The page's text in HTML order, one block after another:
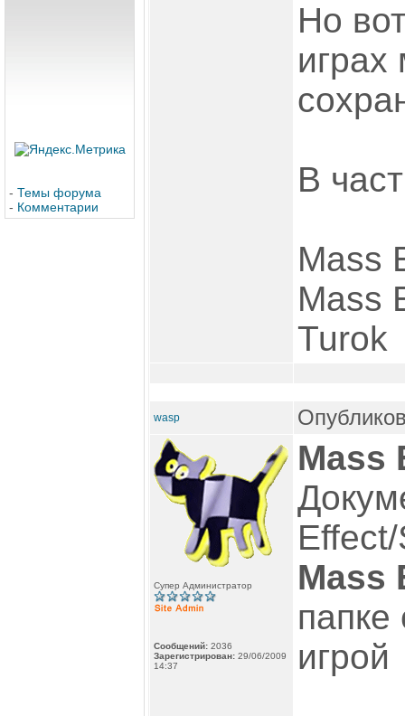
- Темы форума
- Комментарии
Но
играх
В
Mass
Mass
Turok
wasp
Супер Администратор
Сообщений: 2036
Зарегистрирован: 29/06/2009
14:37
Mass
Mass
папке
игрой